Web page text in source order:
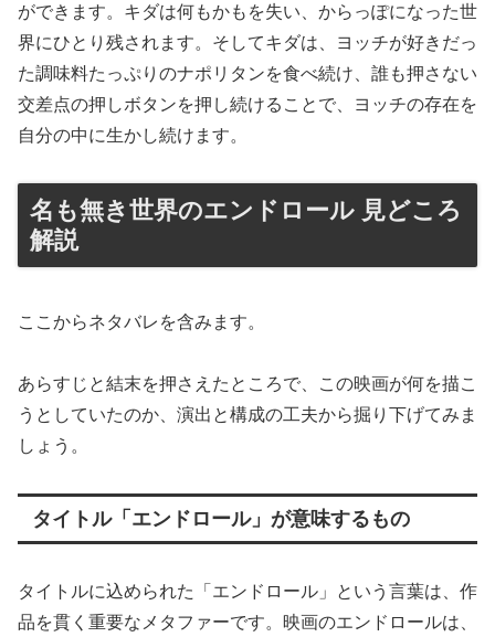
ができます。キダは何もかもを失い、からっぽになった世
界にひとり残されます。そしてキダは、ヨッチが好きだっ
た調味料たっぷりのナポリタンを食べ続け、誰も押さない
交差点の押しボタンを押し続けることで、ヨッチの存在を
自分の中に生かし続けます。
名も無き世界のエンドロール 見どころ
解説
ここからネタバレを含みます。
あらすじと結末を押さえたところで、この映画が何を描こ
うとしていたのか、演出と構成の工夫から掘り下げてみま
しょう。
タイトル「エンドロール」が意味するもの
タイトルに込められた「エンドロール」という言葉は、作
品を貫く重要なメタファーです。映画のエンドロールは、